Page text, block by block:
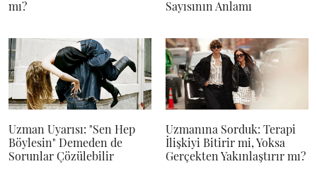
mı?
Sayısının Anlamı
Uzman Uyarısı: "Sen Hep
Böylesin" Demeden de
Sorunlar Çözülebilir
Uzmanına Sorduk: Terapi
İlişkiyi Bitirir mi, Yoksa
Gerçekten Yakınlaştırır mı?